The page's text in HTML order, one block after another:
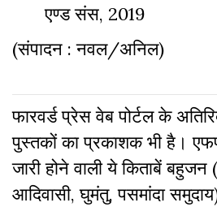
एण्ड संस, 2019
(संपादन : नवल/अनिल)
फारवर्ड प्रेस वेब पोर्टल के
पुस्‍तकों का प्रकाशक भी है।
जारी होने वाली ये किताबें
आदिवासी, घुमंतु, पसमांदा